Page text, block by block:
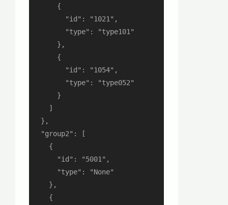
      {
        "id": "1021",
        "type": "type101"
      },
      {
        "id": "1054",
        "type": "type052"
      }
    ]
  },
  "group2": [
    {
      "id": "5001",
      "type": "None"
    },
    {